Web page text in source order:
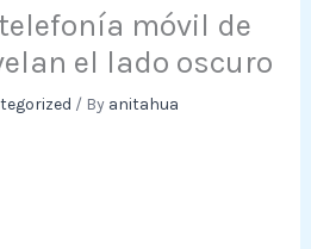
móvil de
el lado oscuro
/ By anitahua